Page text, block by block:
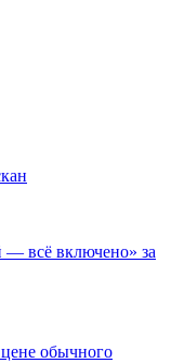
всё включено» за
обычного